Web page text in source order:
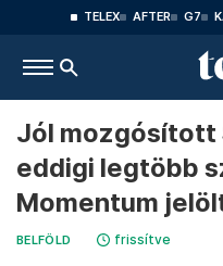
TELEX AFTER G7
Jól mozgósított
eddigi legtöbb
Momentum
BELFÖLD frissítve